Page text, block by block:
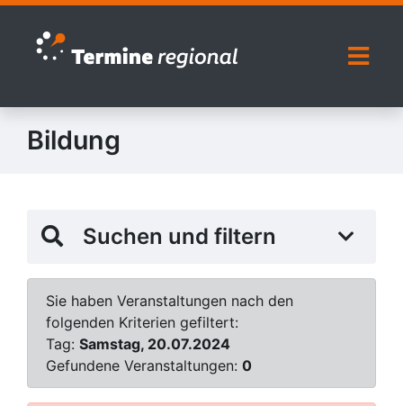
Zur Navigation springen
Zum Inhalt springen
Bildung
Suchen und filtern
Sie haben Veranstaltungen nach den
folgenden Kriterien gefiltert:
Tag: Samstag, 20.07.2024
Gefundene Veranstaltungen: 0